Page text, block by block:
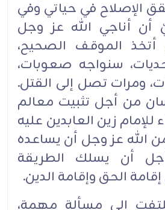
الإصلاح في ‏حياتي وفي
أن أناجي الله ‏عز وجل
أتخذ الموقف الصحيح،
سنواجه صعوبات،
ومرات تصل إلى القتل.
من أجل تثبيت ‏معالم
للإمام زين ‏العابدين عليه
الله عز وجل أن يساعده
‏أن يسلك الطريقة
الحق وإقامة الدين.‏
إلى مسألة مهمة،